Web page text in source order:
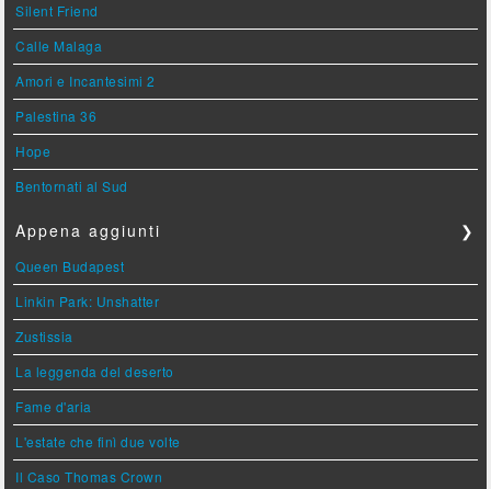
Silent Friend
Calle Malaga
Amori e Incantesimi 2
Palestina 36
Hope
Bentornati al Sud
Appena aggiunti ❯
Queen Budapest
Linkin Park: Unshatter
Zustissia
La leggenda del deserto
Fame d'aria
L'estate che finì due volte
Il Caso Thomas Crown